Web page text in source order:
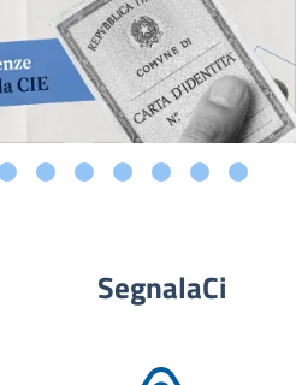
SegnalaCi